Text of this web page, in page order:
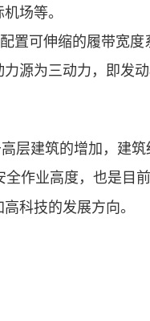
场等。
置可伸缩的履带宽
源为三动力，即发
层建筑的增加，建
全作业高度，也是目
科技的发展方向。